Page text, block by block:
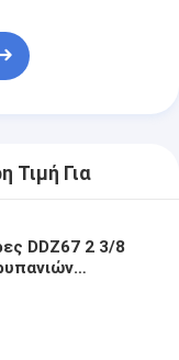
Τιμή Για
DDZ67 2 3/8